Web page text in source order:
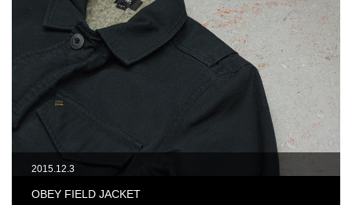
2015.12.3
OBEY FIELD JACKET